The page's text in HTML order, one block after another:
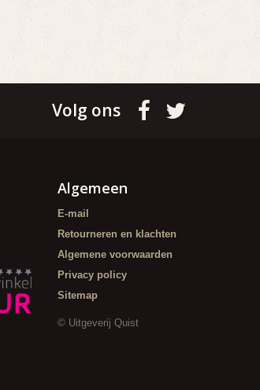
Volg ons
Algemeen
E-mail
Retourneren en klachten
Algemene voorwaarden
Privacy policy
Sitemap
© Uitgeverij Quist